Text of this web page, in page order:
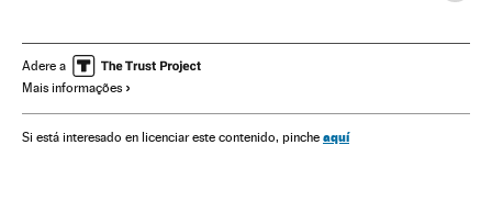
Estados Unidos Eleições presidenciais
Partido Democrata EUA
Geórgia América
Adere a
Mais informações
Si está interesado en licenciar este contenido, pinche aquí